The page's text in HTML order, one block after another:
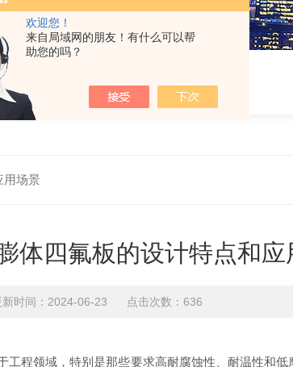
欢迎您！
来自局域网的朋友！有什么可以帮
助您的吗？
用场景
体四氟板的设计特点和应
新时间：2024-06-23 点击次数：636
领域，特别是那些要求高耐腐蚀性、耐温性和低